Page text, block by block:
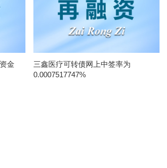
金
三鑫医疗可转债网上中签率为
0.0007517747%